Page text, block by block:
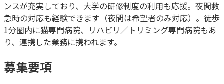
ンスが充実しており、大学の研修制度の利用も応援。夜間救
急時の対応も経験できます（夜間は希望者のみ対応）。徒歩
1分圏内に猫専門病院、リハビリ／トリミング専門病院もあ
り、連携した業務に携われます。
募集要項